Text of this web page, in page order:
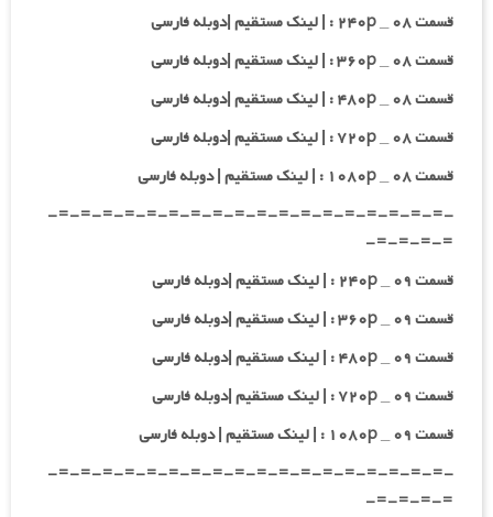
قسمت ۰۸ _ ۲۴۰p : | لینک مستقیم |دوبله فارسی
قسمت ۰۸ _ ۳۶۰p : | لینک مستقیم |دوبله فارسی
قسمت ۰۸ _ ۴۸۰p : | لینک مستقیم |دوبله فارسی
قسمت ۰۸ _ ۷۲۰p : | لینک مستقیم |دوبله فارسی
قسمت ۰۸ _ ۱۰۸۰p : | لینک مستقیم | دوبله فارسی
-=-=-=-=-=-=-=-=-=-=-=-=-=-=-=-=-=-=-
=-=-=-=-
قسمت ۰۹ _ ۲۴۰p : | لینک مستقیم |دوبله فارسی
قسمت ۰۹ _ ۳۶۰p : | لینک مستقیم |دوبله فارسی
قسمت ۰۹ _ ۴۸۰p : | لینک مستقیم |دوبله فارسی
قسمت ۰۹ _ ۷۲۰p : | لینک مستقیم |دوبله فارسی
قسمت ۰۹ _ ۱۰۸۰p : | لینک مستقیم | دوبله فارسی
-=-=-=-=-=-=-=-=-=-=-=-=-=-=-=-=-=-=-
=-=-=-=-